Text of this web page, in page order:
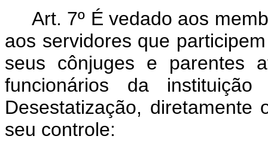
Art. 7º É vedado aos
aos servidores que
seus cônjuges e parentes
funcionários da
Desestatização,
seu controle: